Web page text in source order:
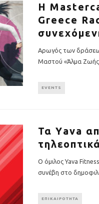
Η
Greece
Αρωγός των
Μαστού «Άλμα
EVENTS
Τα Υava
O όμιλος Yava
συνέβη στο
ΕΠΙΚΑΙΡΟΤΗΤΑ
Οι 4 πιο
σούπες για τον